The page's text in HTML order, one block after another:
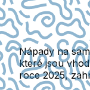
Nápady na
které jsou
roce 2025,